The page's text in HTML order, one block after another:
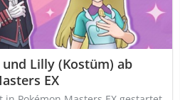
Lilly (Kostüm) ab
EX